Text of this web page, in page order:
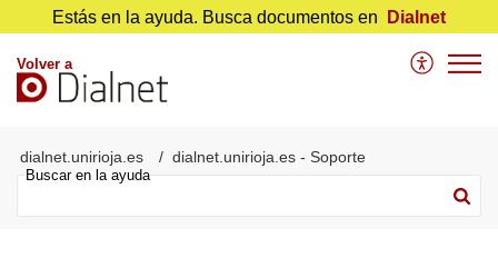
Estás en la ayuda. Busca documentos en Dialnet
Volver a
dialnet.unirioja.es dialnet.unirioja.es - Soporte